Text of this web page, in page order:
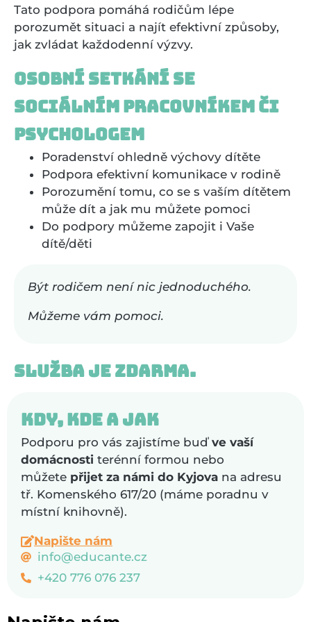
Tato podpora pomáhá rodičům lépe
porozumět situaci a najít efektivní způsoby,
jak zvládat každodenní výzvy​.
Osobní setkání se
sociálním pracovníkem či
psychologem
Poradenství ohledně výchovy dítěte
Podpora efektivní komunikace v rodině
Porozumění tomu, co se s vaším dítětem
může dít a jak mu můžete pomoci
Do podpory můžeme zapojit i Vaše
dítě/děti
Být rodičem není nic jednoduchého.
Můžeme vám pomoci.
Služba je zdarma.
Kdy, kde a jak
Podporu pro vás zajistíme buď ve vaší
domácnosti terénní formou nebo
můžete přijet za námi do Kyjova na adresu
tř. Komenského 617/20 (máme poradnu v
místní knihovně).
Napište nám
info@educante.cz
+420 776 076 237